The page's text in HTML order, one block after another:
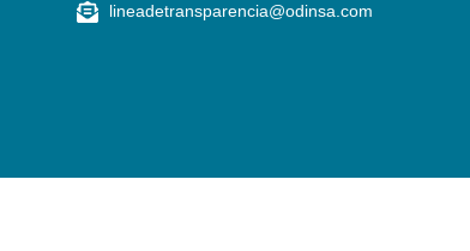
lineadetransparencia@odinsa.com